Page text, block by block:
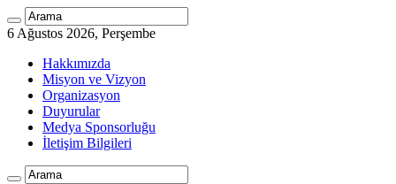
6 Ağustos 2026, Perşembe
Hakkımızda
Misyon ve Vizyon
Organizasyon
Duyurular
Medya Sponsorluğu
İletişim Bilgileri